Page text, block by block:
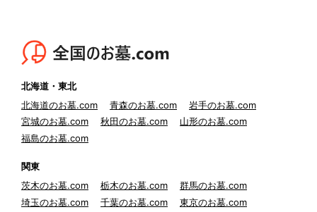
北海道・東北
北海道のお墓.com
青森のお墓.com
岩手のお墓.com
宮城のお墓.com
秋田のお墓.com
山形のお墓.com
福島のお墓.com
関東
茨木のお墓.com
栃木のお墓.com
群馬のお墓.com
埼玉のお墓.com
千葉のお墓.com
東京のお墓.com